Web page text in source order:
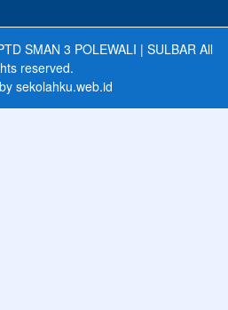
SMAN 3 POLEWALI | SULBAR All
reserved.
sekolahku.web.id